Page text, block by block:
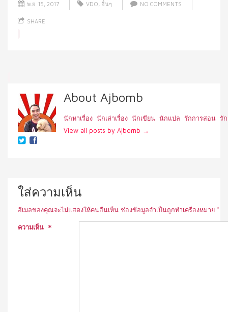
พ.ย. 15, 2017 VDO อื่นๆ NO COMMENTS
SHARE
About Ajbomb
นักหาเรื่อง นักเล่าเรื่อง นักเขียน นักแปล รักการสอน รั
View all posts by Ajbomb →
ใส่ความเห็น
อีเมลของคุณจะไม่แสดงให้คนอื่นเห็น ช่องข้อมูลจำเป็นถูกทำเครื่องหมาย *
ความเห็น *